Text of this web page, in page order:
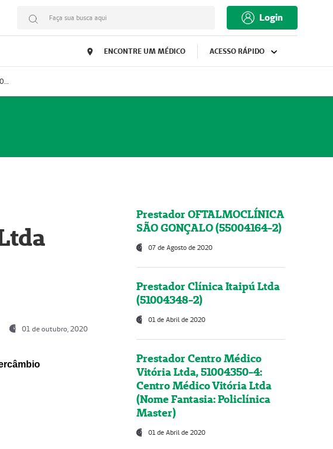
Faça sua busca aqui Login
ENCONTRE UM MÉDICO ACESSO RÁPIDO
Prestador Mosaicum Espaço Clínico Ltda (51004352-0)
01 de outubro, 2020
Prestador OFTALMOCLÍNICA
SÃO GONÇALO (55004164-2)
07 de Agosto de 2020
Prestador Clínica Itaipú Ltda
(51004348-2)
01 de Abril de 2020
Prestador Centro Médico
Vitória Ltda, 51004350-4:
Centro Médico Vitória Ltda
(Nome Fantasia: Policlínica
Master)
01 de Abril de 2020